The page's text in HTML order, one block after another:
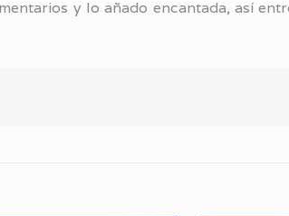
y lo añado encantada, así